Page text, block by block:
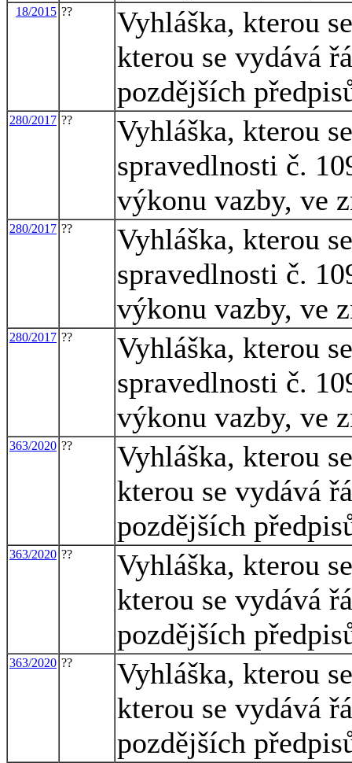
18/2015 ??
Vyhláška, kterou
kterou se vydává
pozdějších
280/2017 ??
Vyhláška, kterou
spravedlnosti č.
výkonu vazby, ve
280/2017 ??
Vyhláška, kterou
spravedlnosti č.
výkonu vazby, ve
280/2017 ??
Vyhláška, kterou
spravedlnosti č.
výkonu vazby, ve
363/2020 ??
Vyhláška, kterou
kterou se vydává
pozdějších
363/2020 ??
Vyhláška, kterou
kterou se vydává
pozdějších
363/2020 ??
Vyhláška, kterou
kterou se vydává
pozdějších